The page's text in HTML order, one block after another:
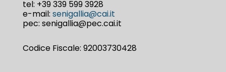
tel: +39 339 599 3928
e-mail: senigallia@cai.it
pec: senigallia@pec.cai.it
Codice Fiscale: 92003730428